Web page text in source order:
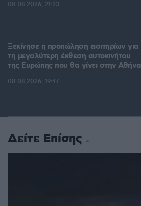
08.08.2026, 21:23
Ξεκίνησε η προπώληση εισιτηρίων για
τη μεγαλύτερη έκθεση αυτοκινήτου
της Ευρώπης που θα γίνει στην Αθήνα
08.08.2026, 19:47
Δείτε Επίσης